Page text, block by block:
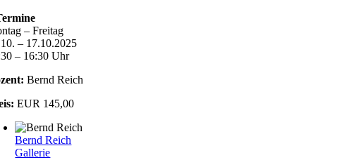
– Freitag
– 17.10.2025
– 16:30 Uhr
Bernd Reich
EUR 145,00
Bernd Reich
Gallerie